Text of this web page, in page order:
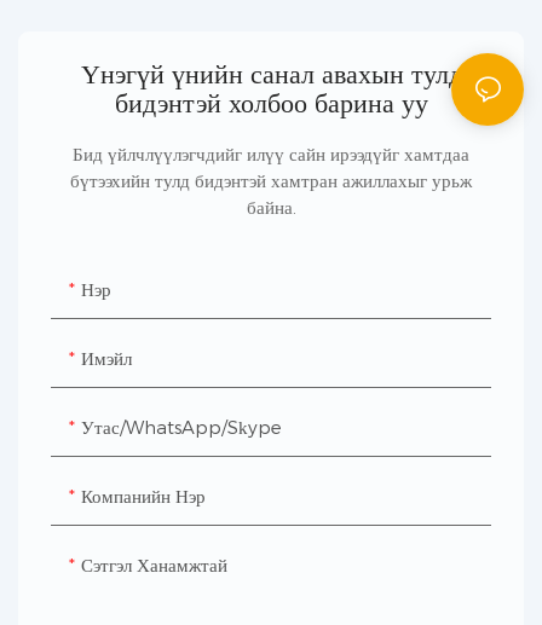
Үнэгүй үнийн санал авахын тулд
бидэнтэй холбоо барина уу
Бид үйлчлүүлэгчдийг илүү сайн ирээдүйг хамтдаа
бүтээхийн тулд бидэнтэй хамтран ажиллахыг урьж
байна.
Нэр
Имэйл
Утас/WhatsApp/Skype
Компанийн Нэр
Сэтгэл Ханамжтай